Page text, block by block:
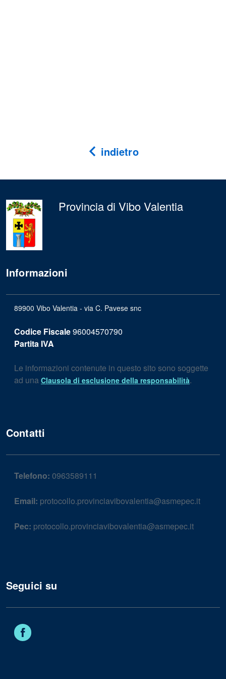
indietro
Provincia di Vibo Valentia
Informazioni
89900 Vibo Valentia - via C. Pavese snc
Codice Fiscale96004570790
Partita IVA
Le informazioni contenute in questo sito sono soggette
ad una Clausola di esclusione della responsabilità.
Contatti
Telefono: 0963589111
Email: protocollo.provinciavibovalentia@asmepec.it
Pec: protocollo.provinciavibovalentia@asmepec.it
Seguici su